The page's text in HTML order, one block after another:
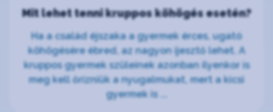
Mit lehet tenni kruppos köhögés esetén?
Ha a család éjszaka a gyermek érces, ugató
köhögésére ébred, az nagyon ijesztő lehet. A
kruppos gyermek szüleinek azonban ilyenkor is
meg kell őrizniük a nyugalmukat, mert a kicsi
gyermek is ...